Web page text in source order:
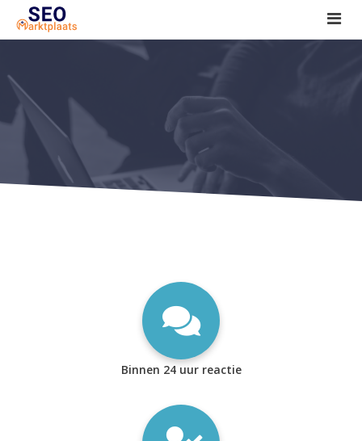
SEO tools reviews
Marketeer bij jou in de buurt?
Offerte
1. Seo voor beginners +
2. Onderzoeken +
Binnen 24 uur reactie